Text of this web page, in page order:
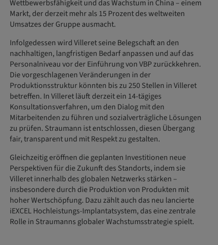
Wettbewerbsfähigkeit und das Wachstum in China – einem
Markt, der derzeit mehr als 15 Prozent des weltweiten
Umsatzes der Gruppe ausmacht.
Infolgedessen wird Villeret seine Belegschaft an den
nachhaltigen, langfristigen Bedarf anpassen und auf das
Personalniveau vor der Einführung von VBP zurückkehren.
Die vorgeschlagenen Veränderungen in der
Produktionsstruktur könnten bis zu 250 Stellen in Villeret
betreffen. In Villeret läuft derzeit ein 14-tägiges
Konsultationsverfahren, um den Dialog mit den
Mitarbeitenden zu führen und sozialverträgliche Lösungen
zu prüfen. Straumann ist entschlossen, diesen Übergang
fair, transparent und mit Respekt zu gestalten.
Gleichzeitig eröffnen die geplanten Investitionen neue
Perspektiven für die Zukunft des Standorts, indem sie
Villeret innerhalb des globalen Netzwerks stärken –
insbesondere durch die Produktion von Produkten mit
hoher Wertschöpfung. Dazu zählt auch das neu lancierte
iEXCEL Hochleistungs-Implantatsystem, das eine zentrale
Rolle in Straumanns globaler Wachstumsstrategie spielt.